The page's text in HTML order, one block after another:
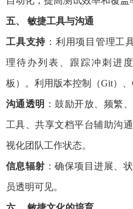
五、 敏捷工具与沟通
工具支持 ：利用项目管理工
理待办列表、跟踪冲刺进
板）。利用版本控制（Git）
沟通透明 ：鼓励开放、频繁
工具、共享文档平台辅助沟
视化团队工作状态。
信息辐射 ：确保项目进展、
员透明可见。